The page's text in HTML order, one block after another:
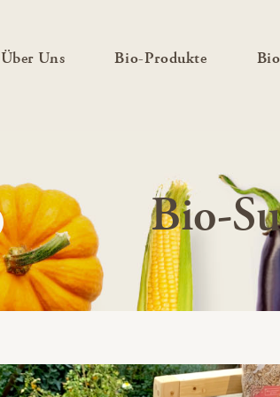
Über Uns— Untermenü ausklappen
Bio-Produkte—
Bio-